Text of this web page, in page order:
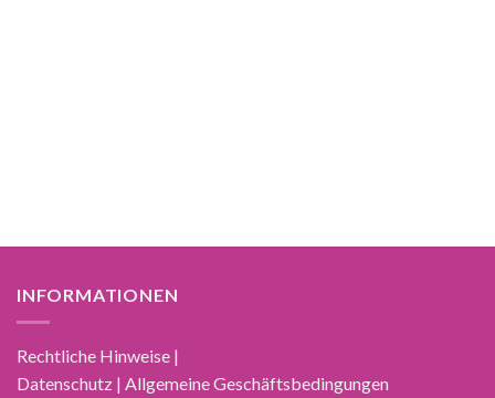
INFORMATIONEN
Rechtliche Hinweise |
Datenschutz | Allgemeine Geschäftsbedingungen